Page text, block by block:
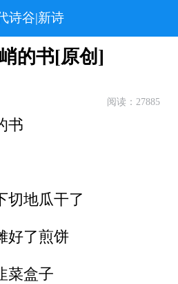
诗谷|新诗
的书[原创]
阅读：27885
书
切地瓜干了
好了煎饼
菜盒子